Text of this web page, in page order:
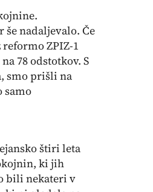
nadaljevalo. Če
ZPIZ-1
78 odstotkov. S
smo prišli na
samo
štiri leta
ki jih
bili nekateri v